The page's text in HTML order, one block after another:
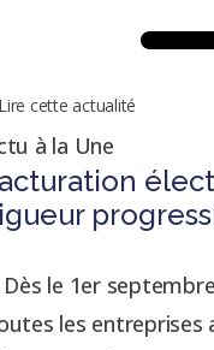
cette actualité
à la Une
Dès le 1er
les entreprises